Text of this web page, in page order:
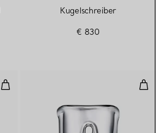
Kugelschreiber
€ 830
Bone Ring in Sterlingsilber